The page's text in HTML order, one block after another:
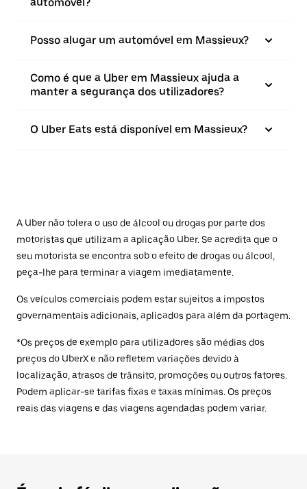
Posso alugar um automóvel em Massieux?
Como é que a Uber em Massieux ajuda a
manter a segurança dos utilizadores?
O Uber Eats está disponível em Massieux?
A Uber não tolera o uso de álcool ou drogas por parte dos
motoristas que utilizam a aplicação Uber. Se acredita que o
seu motorista se encontra sob o efeito de drogas ou álcool,
peça-lhe para terminar a viagem imediatamente.
Os veículos comerciais podem estar sujeitos a impostos
governamentais adicionais, aplicados para além da portagem.
*Os preços de exemplo para utilizadores são médias dos
preços do UberX e não refletem variações devido à
localização, atrasos de trânsito, promoções ou outros fatores.
Podem aplicar-se tarifas fixas e taxas mínimas. Os preços
reais das viagens e das viagens agendadas podem variar.